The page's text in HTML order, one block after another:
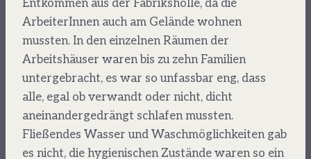
Entkommen aus der Fabrikshölle, da die
ArbeiterInnen auch am Gelände wohnen
mussten. In den einzelnen Räumen der
Arbeitshäuser waren bis zu zehn Familien
untergebracht, es war so unfassbar eng, dass
alle, egal ob verwandt oder nicht, dicht
aneinandergedrängt schlafen mussten.
Fließendes Wasser und Waschmöglichkeiten gab
es nicht, die hygienischen Zustände waren so ein